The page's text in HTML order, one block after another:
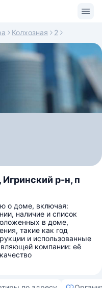
Колхозная 2
р-н, п
о доме, включая:
наличие и список
в доме,
такие как год
и использованные
компании: её